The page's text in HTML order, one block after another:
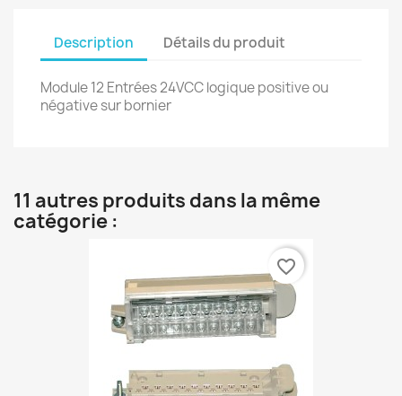
Description Détails du produit
Module 12 Entrées 24VCC logique positive ou
négative sur bornier
11 autres produits dans la même
catégorie :
favorite_border